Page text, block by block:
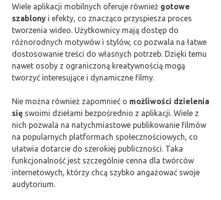
Wiele aplikacji mobilnych oferuje również gotowe
szablony i efekty, co znacząco przyspiesza proces
tworzenia wideo. Użytkownicy mają dostęp do
różnorodnych motywów i stylów, co pozwala na łatwe
dostosowanie treści do własnych potrzeb. Dzięki temu
nawet osoby z ograniczoną kreatywnością mogą
tworzyć interesujące i dynamiczne filmy.
Nie można również zapomnieć o możliwości dzielenia
się swoimi dziełami bezpośrednio z aplikacji. Wiele z
nich pozwala na natychmiastowe publikowanie filmów
na popularnych platformach społecznościowych, co
ułatwia dotarcie do szerokiej publiczności. Taka
funkcjonalność jest szczególnie cenna dla twórców
internetowych, którzy chcą szybko angażować swoje
audytorium.